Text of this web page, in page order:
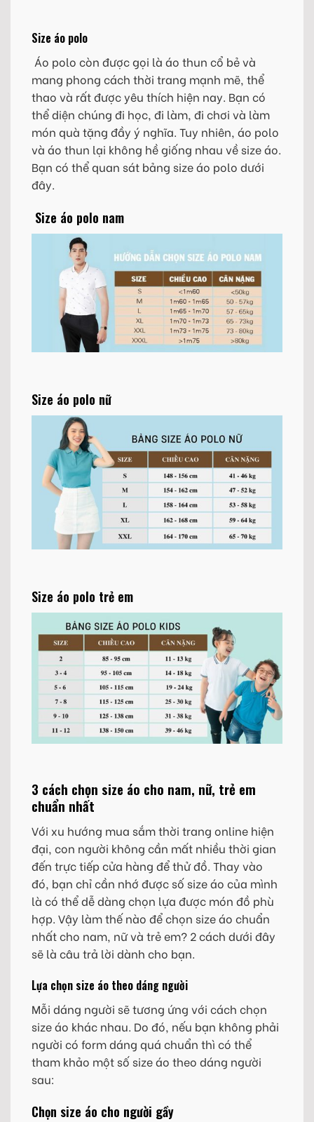
Size áo polo
Áo polo còn được gọi là áo thun cổ bẻ và
mang phong cách thời trang mạnh mẽ, thể
thao và rất được yêu thích hiện nay. Bạn có
thể diện chúng đi học, đi làm, đi chơi và làm
món quà tặng đầy ý nghĩa. Tuy nhiên, áo polo
và áo thun lại không hề giống nhau về size áo.
Bạn có thể quan sát bảng size áo polo dưới
đây.
Size áo polo nam
Size áo polo nữ
Size áo polo trẻ em
3 cách chọn size áo cho nam, nữ, trẻ em
chuẩn nhất
Với xu hướng mua sắm thời trang online hiện
đại, con người không cần mất nhiều thời gian
đến trực tiếp cửa hàng để thử đồ. Thay vào
đó, bạn chỉ cần nhớ được số size áo của mình
là có thể dễ dàng chọn lựa được món đồ phù
hợp. Vậy làm thế nào để chọn size áo chuẩn
nhất cho nam, nữ và trẻ em? 2 cách dưới đây
sẽ là câu trả lời dành cho bạn.
Lựa chọn size áo theo dáng người
Mỗi dáng người sẽ tương ứng với cách chọn
size áo khác nhau. Do đó, nếu bạn không phải
người có form dáng quá chuẩn thì có thể
tham khảo một số size áo theo dáng người
sau:
Chọn size áo cho người gầy